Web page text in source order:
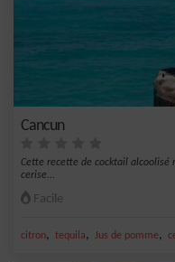
Cancun
Cette recette de cocktail
cerise...
Facile
citron, tequila, Jus de pomme,